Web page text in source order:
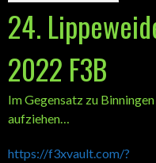
24.
2022 F3B
Im Gegensatz zu
aufziehen…
https://f3xvault.com/?